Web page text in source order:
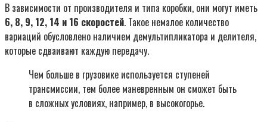
В зависимости от производителя и типа коробки, они могут иметь
6, 8, 9, 12, 14 и 16 скоростей. Такое немалое количество
вариаций обусловлено наличием демультипликатора и делителя,
которые сдваивают каждую передачу.
Чем больше в грузовике используется ступеней
трансмиссии, тем более маневренным он сможет быть
в сложных условиях, например, в высокогорье.